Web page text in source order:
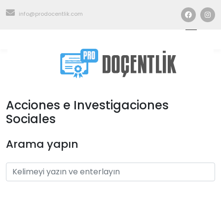
info@prodocentlik.com
Acciones e Investigaciones
Sociales
Arama yapın